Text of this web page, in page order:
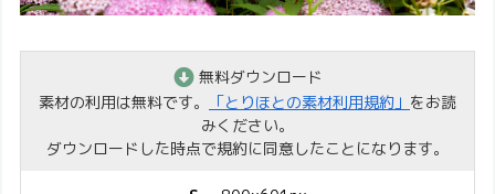
無料ダウンロード
素材の利用は無料です。
「とりほとの素材利用規約」 をお読
みください。
ダウンロードした時点で規約に同意したことになります。